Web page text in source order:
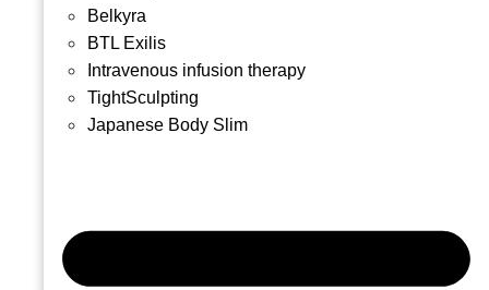
Belkyra
BTL Exilis
Intravenous infusion therapy
TightSculpting
Japanese Body Slim